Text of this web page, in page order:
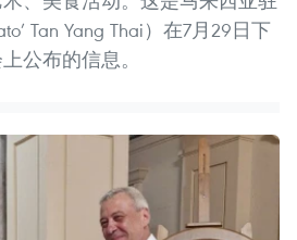
Tan Yang Thai）在7月29日下
公布的信息。